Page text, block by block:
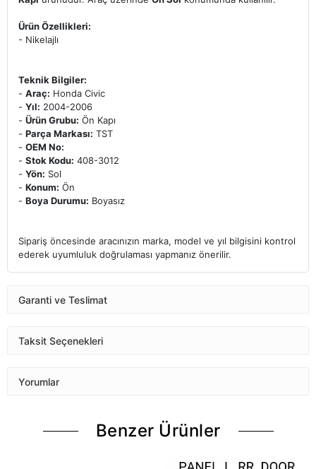
Ürün Özellikleri:
- Nikelajlı
Teknik Bilgiler:
- Araç: Honda Civic
- Yıl: 2004-2006
- Ürün Grubu: Ön Kapı
- Parça Markası: TST
- OEM No:
- Stok Kodu: 408-3012
- Yön: Sol
- Konum: Ön
- Boya Durumu: Boyasız
Sipariş öncesinde aracınızın marka, model ve yıl bilgisini kontrol
ederek uyumluluk doğrulaması yapmanız önerilir.
Garanti ve Teslimat
Taksit Seçenekleri
Yorumlar
Benzer Ürünler